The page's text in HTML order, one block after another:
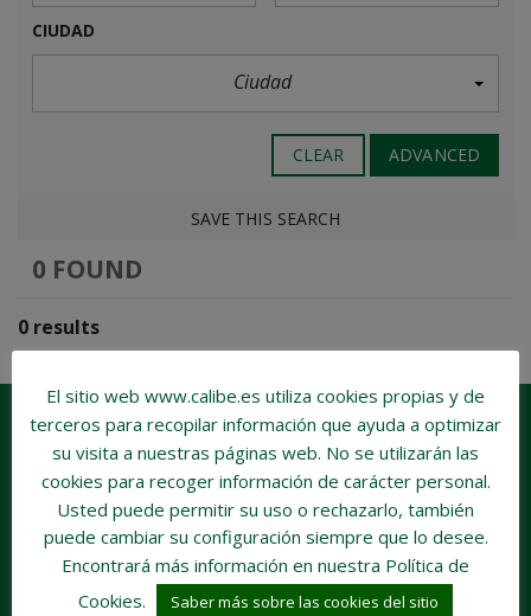
CIUDAD
Ciudad
CLEAR ADVANCED
SAVE THIS SEARCH
0 FOUND
0 results
El sitio web www.calibe.es utiliza cookies propias y de
terceros para recopilar información que ayuda a optimizar
su visita a nuestras páginas web. No se utilizarán las
cookies para recoger información de carácter personal.
Usted puede permitir su uso o rechazarlo, también
puede cambiar su configuración siempre que lo desee.
Encontrará más información en nuestra Política de
Cookies.
Saber más sobre las cookies del sitio